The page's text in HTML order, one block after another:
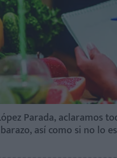
Parada, aclaramos
así como si no lo